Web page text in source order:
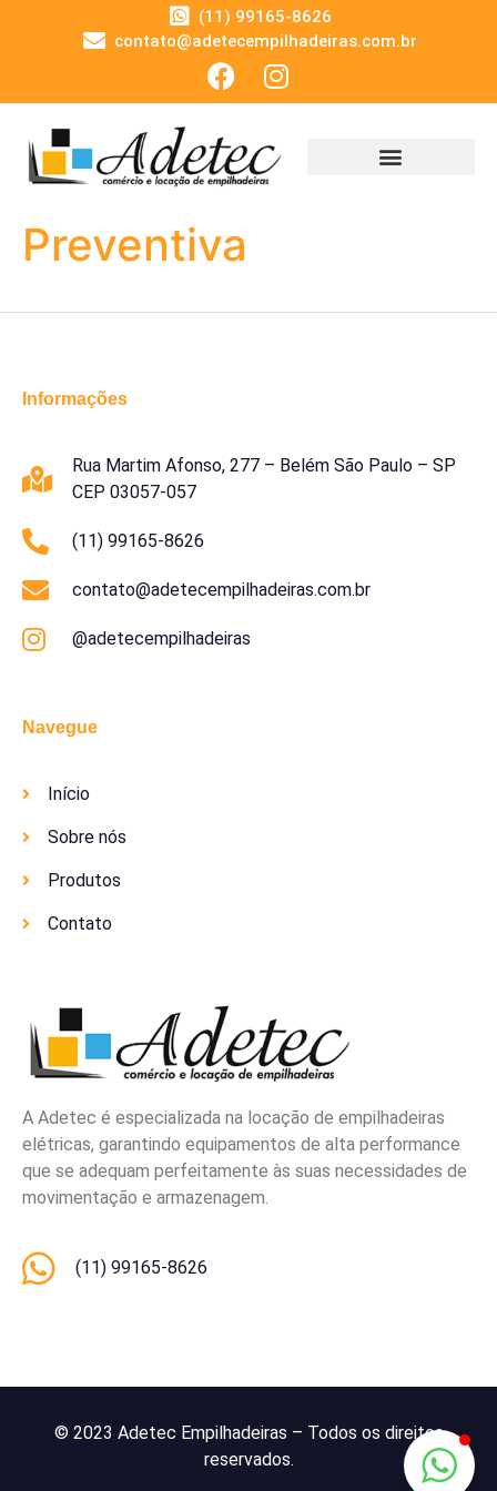
(11) 99165-8626
contato@adetecempilhadeiras.com.br
Preventiva
A Adetec é especializada na locação de empilhadeiras
elétricas, garantindo equipamentos de alta performance
que se adequam perfeitamente às suas necessidades de
movimentação e armazenagem.
(11) 99165-8626
Navegue
Início
Sobre nós
Produtos
Contato
Informações
Rua Martim Afonso, 277 – Belém São Paulo – SP
CEP 03057-057
(11) 99165-8626
contato@adetecempilhadeiras.com.br
@adetecempilhadeiras
© 2023 Adetec Empilhadeiras – Todos os direitos
reservados.